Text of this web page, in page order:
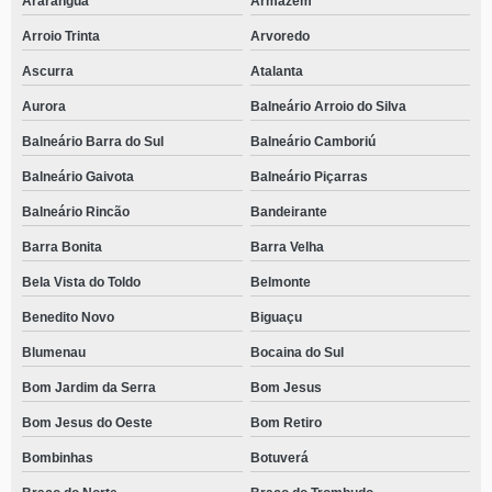
clínica para tratamento com terapeutas Bom Retiro
clínica para tratamento com terapeutas contato Czerniewicz
telefone de clínica para tratamento de drogas e alcoolismo Cacupé
clínica para tratamento de alcoólatras terceira idade Carianos
clínica para tratamento de alcoólatras terceira idade telefone Dona Emma
clínica de tratamento com acolhimento masculino telefone Guaramirim
clínica para tratamento com atendimento médico telefone Tijucas
endereço de clínica para tratamento de drogas e alcoolismo Costeira do
telefone de clínica para tratamento com atendimento médico Floresta
telefone de clínica de tratamento para álcool Otacílio Costa
Arroio Trinta Arvoredo
Ascurra Atalanta
Aurora Balneário Arroio do Silva
Balneário Barra do Sul Balneário Camboriú
Balneário Gaivota Balneário Piçarras
Balneário Rincão Bandeirante
Barra Bonita Barra Velha
Bela Vista do Toldo Belmonte
Benedito Novo Biguaçu
Blumenau Bocaina do Sul
Bom Jardim da Serra Bom Jesus
Bom Jesus do Oeste Bom Retiro
Bombinhas Botuverá